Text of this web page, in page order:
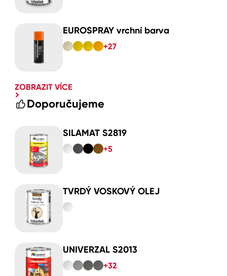
EUROSPRAY vrchní barva
+27
ZOBRAZIT VÍCE
Doporučujeme
SILAMAT S2819
+5
TVRDÝ VOSKOVÝ OLEJ
UNIVERZAL S2013
+32